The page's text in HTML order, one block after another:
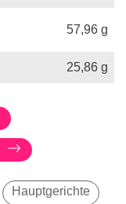
57,96 g
25,86 g
Hauptgerichte